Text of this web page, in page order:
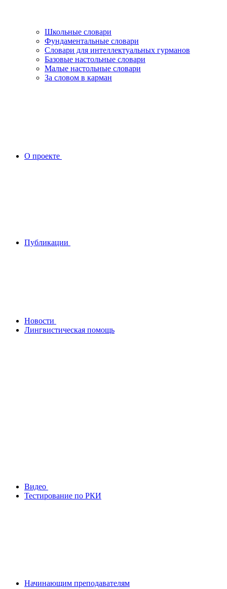
Школьные словари
Фундаментальные словари
Словари для интеллектуальных гурманов
Базовые настольные словари
Малые настольные словари
За словом в карман
О проекте
Публикации
Новости
Лингвистическая помощь
Видео
Тестирование по РКИ
Начинающим преподавателям